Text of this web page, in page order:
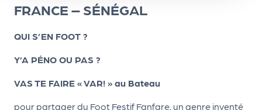
FRANCE – SÉNÉGAL
QUI S’EN FOOT ?
Y’A PÉNO OU PAS ?
VAS TE FAIRE « VAR! » au Bateau
pour partager du Foot Festif Fanfare, un genre inventé
vr
e
le
PR
O